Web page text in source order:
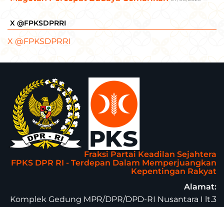
X @FPKSDPRRI
X @FPKSDPRRI
Fraksi Partai Keadilan Sejahtera
FPKS DPR RI - Terdepan Dalam Memperjuangkan
Kepentingan Rakyat
Alamat:
Komplek Gedung MPR/DPR/DPD-RI Nusantara I lt.3